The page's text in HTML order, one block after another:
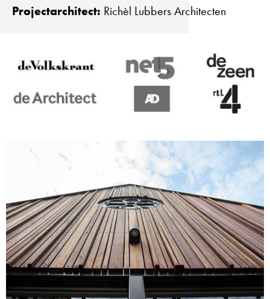
Projectarchitect: Richèl Lubbers Architecten